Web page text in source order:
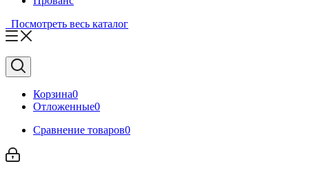
Посмотреть весь каталог
Корзина0
Отложенные0
Сравнение товаров0